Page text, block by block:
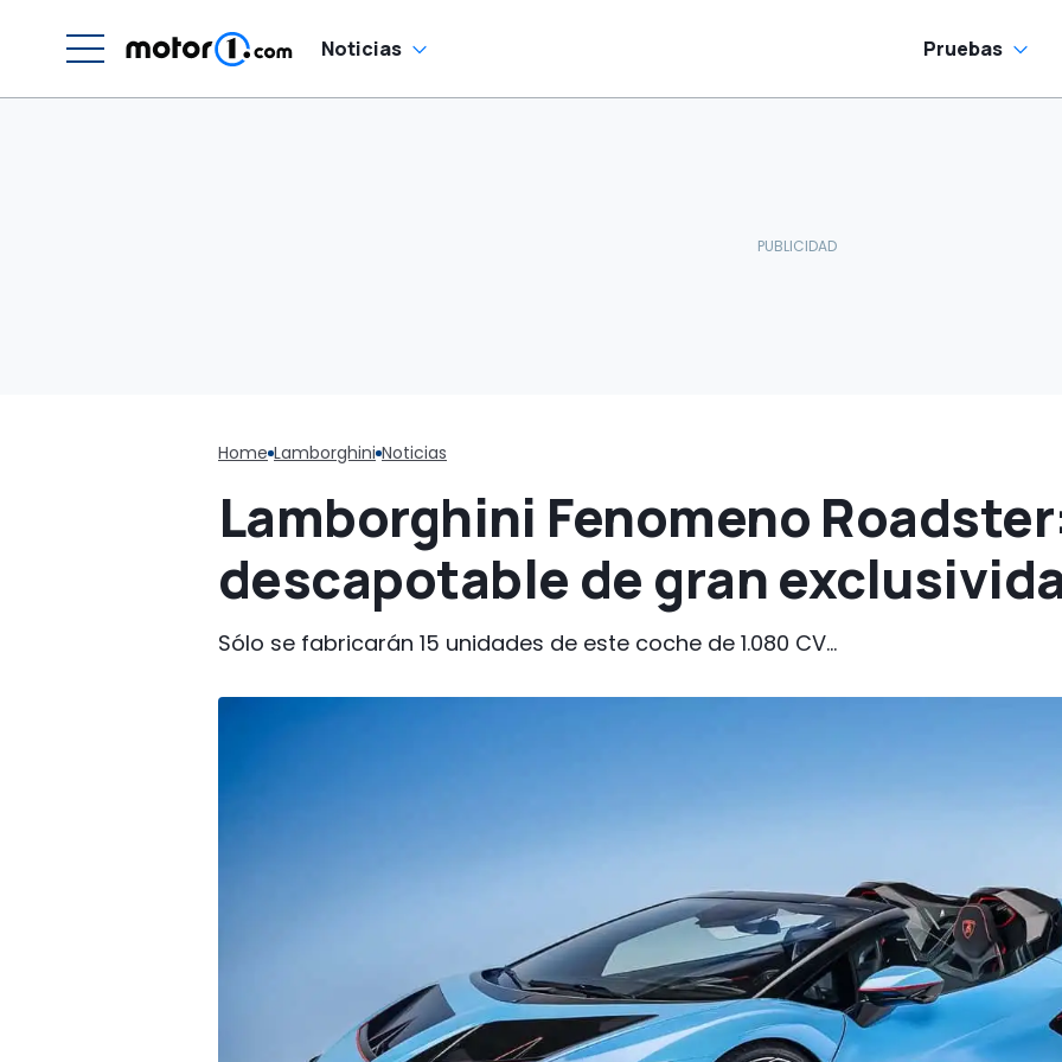
Noticias Pruebas
Home Lamborghini Noticias
Lamborghini Fenomeno
descapotable de gran
Sólo se fabricarán 15 unidades de este coche de 1.080 CV...